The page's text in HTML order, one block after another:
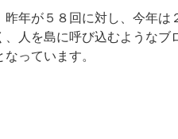
年が５８回に対し、今年は
人を島に呼び込むようなブ
っています。